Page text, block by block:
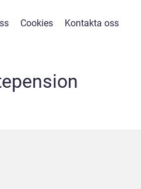
Cookies Kontakta oss